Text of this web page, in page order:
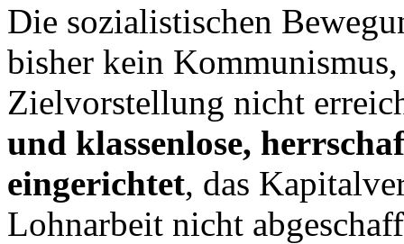
Die sozialistischen
bisher kein
Zielvorstellung nicht
und klassenlose,
eingerichtet, das
Lohnarbeit nicht